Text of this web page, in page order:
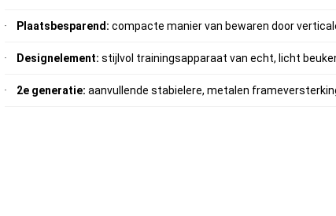
Plaatsbesparend: compacte manier van bewaren door
Designelement: stijlvol trainingsapparaat van echt, licht
2e generatie: aanvullende stabielere, metalen